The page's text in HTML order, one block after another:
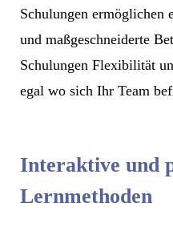
Schulungen ermöglichen
und maßgeschneiderte
Schulungen Flexibilität
egal wo sich Ihr Team
Interaktive und
Lernmethoden